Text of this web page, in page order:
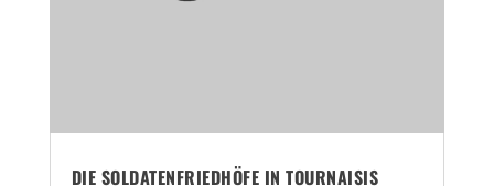
DIE SOLDATENFRIEDHÖFE IN TOURNAISIS